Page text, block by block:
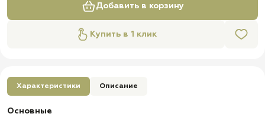
Добавить в корзину
Купить в 1 клик
Характеристики Описание
Основные